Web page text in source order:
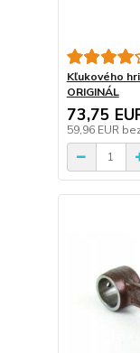
Kľukového
ORIGINÁL
73,75
59,96 EUR